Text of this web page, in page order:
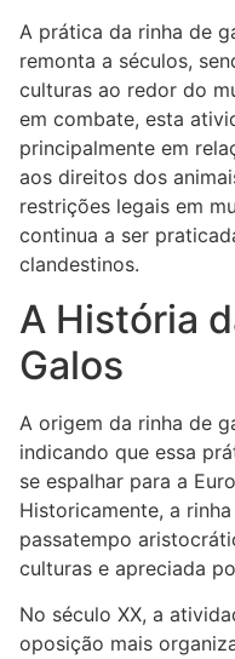
A prática da rinha de
remonta a séculos,
culturas ao redor do
em combate, esta
principalmente em
aos direitos dos
restrições legais em
continua a ser
clandestinos.
A História
Galos
A origem da rinha de
indicando que essa
se espalhar para a
Historicamente, a
passatempo
culturas e apreciada
No século XX, a
oposição mais